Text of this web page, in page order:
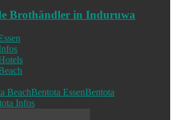
Brothändler in Induruwa
BeachBentota EssenBentota
Infos